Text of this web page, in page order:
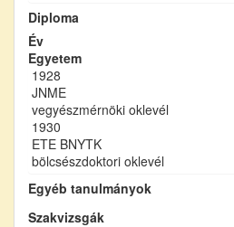
Diploma
Év
Egyetem
1928
JNME
vegyészmérnöki oklevél
1930
ETE BNYTK
bölcsészdoktori oklevél
Egyéb tanulmányok
Szakvizsgák